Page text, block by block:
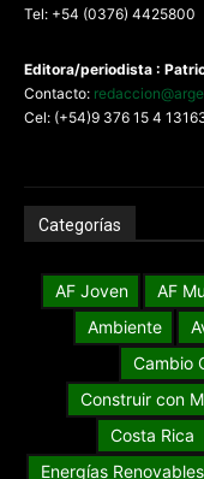
Tel: +54 (0376) 4425800
Editora/periodista :
Contacto:
Cel: (+54)9 376 15 4
Categorías
AF Joven AF
Ambiente
Cambio
Construir con
Costa Rica
Energías Renovables